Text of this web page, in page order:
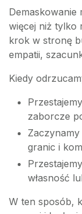
Demaskowanie
więcej niż tylko
krok w stronę
empatii,
Kiedy
zaborcze
granic i
własność
W ten sposób,